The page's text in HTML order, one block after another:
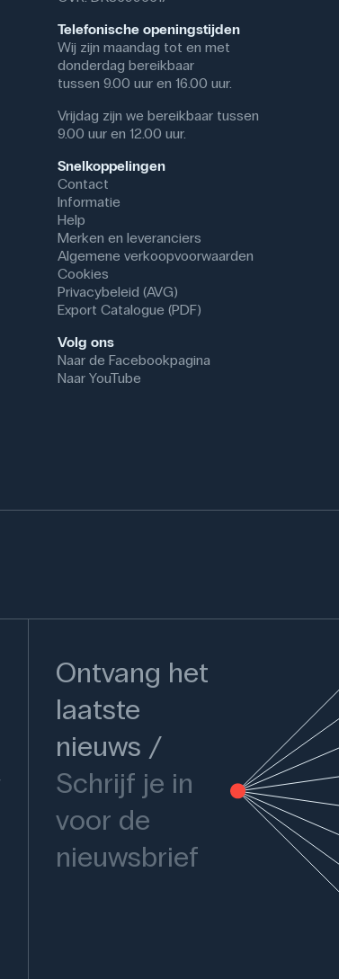
Telefonische openingstijden
Wij zijn maandag tot en met
donderdag bereikbaar
tussen 9.00 uur en 16.00 uur.
Vrijdag zijn we bereikbaar tussen
9.00 uur en 12.00 uur.
Snelkoppelingen
Contact
Informatie
Help
Merken en leveranciers
Algemene verkoopvoorwaarden
Cookies
Privacybeleid (AVG)
Export Catalogue (PDF)
Volg ons
Naar de Facebookpagina
Naar YouTube
Ontvang het
laatste
nieuws
Schrijf je in
voor de
nieuwsbrief